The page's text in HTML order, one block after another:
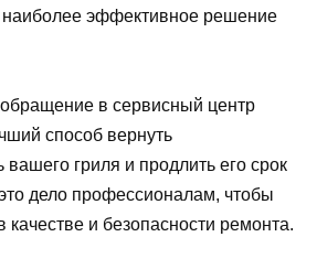
наиболее эффективное решение
в сервисный центр
способ вернуть
вашего гриля и продлить его срок
дело профессионалам, чтобы
и безопасности ремонта.